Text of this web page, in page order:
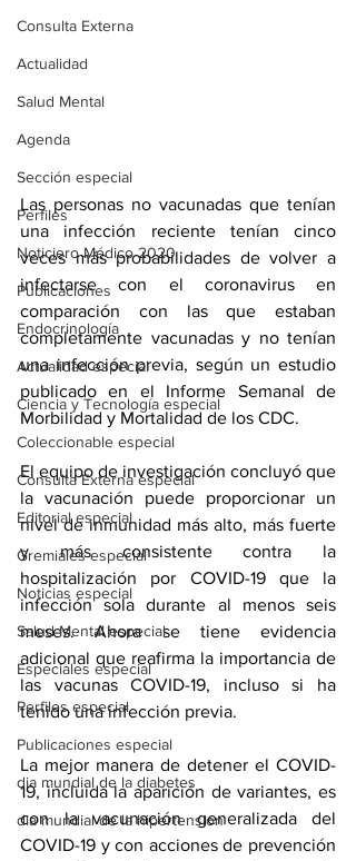
Consulta Externa
Actualidad
Salud Mental
Agenda
Sección especial
Perfiles
Noticiero Médico 2020
Publicaciones
Endocrinología
Actualidad especial
Ciencia y Tecnología especial
Coleccionable especial
Consulta Externa especial
Editorial especial
Gremiales especial
Noticias especial
Salud Mental especial
Especiales especial
Perfiles especial
Publicaciones especial
dia mundial de la diabetes
dia mundial de la hipertension
Las personas no vacunadas que tenían
una infección reciente tenían cinco
veces más probabilidades de volver a
infectarse con el coronavirus en
comparación con las que estaban
completamente vacunadas y no tenían
una infección previa, según un estudio
publicado en el Informe Semanal de
Morbilidad y Mortalidad de los CDC.
El equipo de investigación concluyó que
la vacunación puede proporcionar un
nivel de inmunidad más alto, más fuerte
y más consistente contra la
hospitalización por COVID-19 que la
infección sola durante al menos seis
meses. Ahora se tiene evidencia
adicional que reafirma la importancia de
las vacunas COVID-19, incluso si ha
tenido una infección previa.
La mejor manera de detener el COVID-
19, incluida la aparición de variantes, es
con la vacunación generalizada del
COVID-19 y con acciones de prevención